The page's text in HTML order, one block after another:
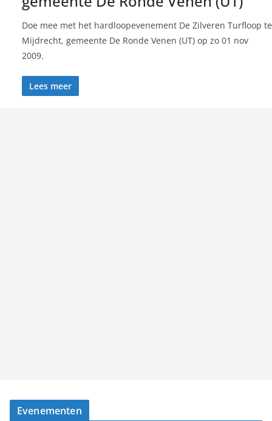
Doe mee met het hardloopevenement De Zilveren Turfloop te
Mijdrecht, gemeente De Ronde Venen (UT) op zo 01 nov
2009.
Lees meer
Evenementen